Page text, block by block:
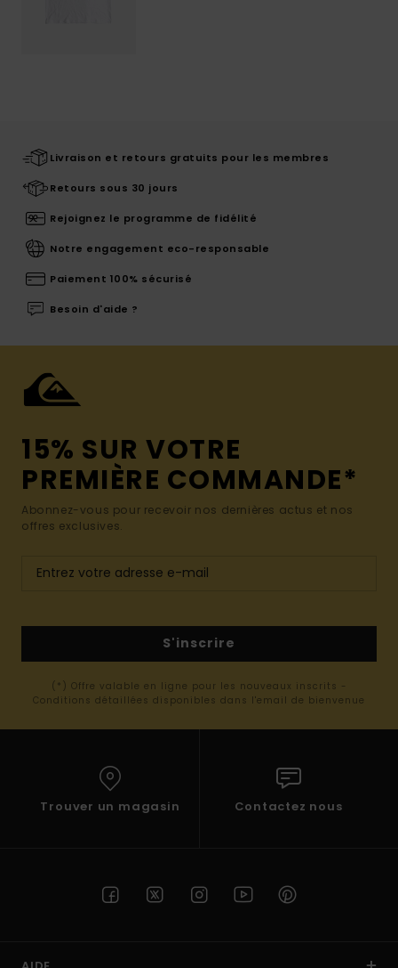
Livraison et retours gratuits pour les membres
Retours sous 30 jours
Rejoignez le programme de fidélité
Notre engagement eco-responsable
Paiement 100% sécurisé
Besoin d'aide ?
15% SUR VOTRE
PREMIÈRE COMMANDE*
Abonnez-vous pour recevoir nos dernières actus et nos
offres exclusives.
S'inscrire
(*) Offre valable en ligne pour les nouveaux inscrits -
Conditions détaillées disponibles dans l'email de bienvenue
Trouver un magasin Contactez nous